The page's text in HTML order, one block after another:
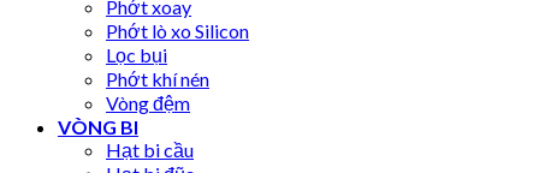
Phớt xoay
Phớt lò xo Silicon
Lọc bụi
Phớt khí nén
Vòng đệm
VÒNG BI
Hạt bi cầu